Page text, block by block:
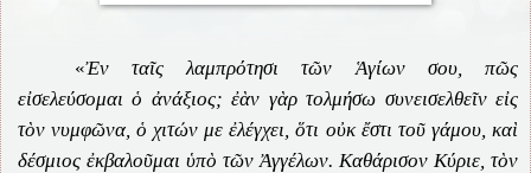
«Ἐν ταῖς λαμπρότησι τῶν Ἁγίων σου, πῶς
εἰσελεύσομαι ὁ ἀνάξιος; ἐὰν γὰρ τολμήσω συνεισελθεῖν εἰς
τὸν νυμφῶνα, ὁ χιτών με ἐλέγχει, ὅτι οὐκ ἔστι τοῦ γάμου, καὶ
δέσμιος ἐκβαλοῦμαι ὑπὸ τῶν Ἀγγέλων. Καθάρισον Κύριε, τὸν